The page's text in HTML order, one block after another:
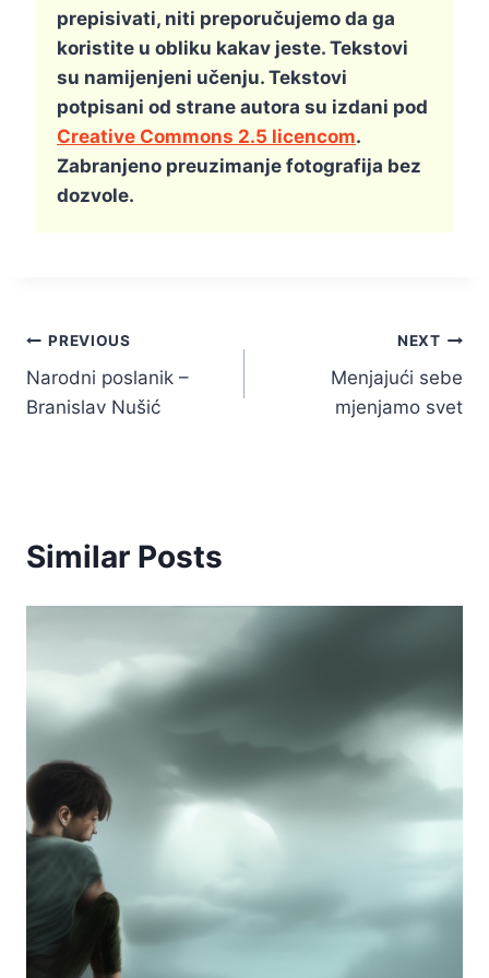
prepisivati, niti preporučujemo da ga
koristite u obliku kakav jeste. Tekstovi
su namijenjeni učenju. Tekstovi
potpisani od strane autora su izdani pod
Creative Commons 2.5 licencom.
Zabranjeno preuzimanje fotografija bez
dozvole.
Kretanje
članka
PREVIOUS
Narodni poslanik –
Branislav Nušić
NEXT
Menjajući sebe
mjenjamo svet
Similar Posts